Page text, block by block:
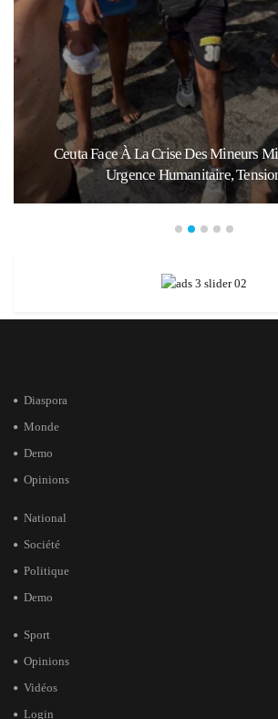
Ceuta Face À La Crise Des Mineurs
Urgence Humanitaire,
Diaspora
Monde
Demo
Opinions
National
Société
Politique
Demo
Sport
Opinions
Vidéos
Login